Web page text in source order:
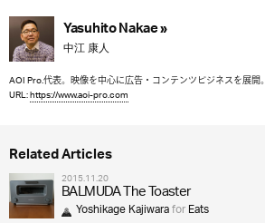
Yasuhito Nakae »
中江 康人
AOI Pro.代表。映像を中心に広告・コンテンツビジネスを展開。
URL:https://www.aoi-pro.com
Related Articles
2015.11.20
BALMUDA The Toaster
Yoshikage KajiwaraforEats